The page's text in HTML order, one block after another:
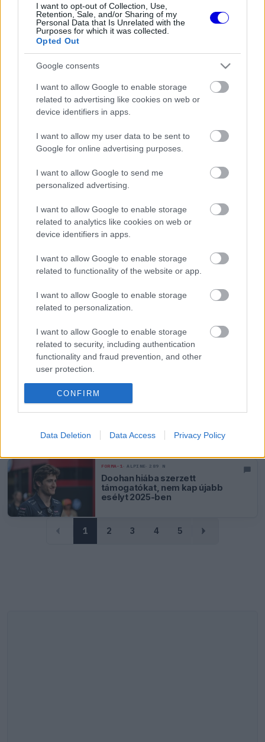
I want to opt-out of Collection, Use,
Retention, Sale, and/or Sharing of my
Personal Data that Is Unrelated with the
Purposes for which it was collected.
Opted Out
Google consents
I want to allow Google to enable storage
related to advertising like cookies on web or
device identifiers in apps.
I want to allow my user data to be sent to
Google for online advertising purposes.
I want to allow Google to send me
personalized advertising.
I want to allow Google to enable storage
related to analytics like cookies on web or
device identifiers in apps.
I want to allow Google to enable storage
related to functionality of the website or app.
I want to allow Google to enable storage
related to personalization.
I want to allow Google to enable storage
related to security, including authentication
functionality and fraud prevention, and other
user protection.
CONFIRM
Data Deletion Data Access Privacy Policy
„Megfenyegettek, hogy
minden végtagomat levágják,
ha Miamiban még az autóban
ülök”
FORMA-1 HAAS 186 N
Az Alpine idő előtt menesztett
tartalékosa – hivatalos
Három nap alatt háromszor
törte össze az autót - ugrott
Jack Doohan Super Formula-
FORMA-1
Hivatalos: Doohan és az Alpine
külön utakon folytatják
FORMA-1 HAAS 242 N
Jack Doohan új utat keres az
kerülhet vissza
FORMA-1 271 N
Válaszúton a tehetség: Doohan
jövője még nyitott
kipenderített versenyző
FORMA-1 ALPINE 289 N
Doohan hiába szerzett
támogatókat, nem kap újabb
esélyt 2025-ben
1 2 3 4 5